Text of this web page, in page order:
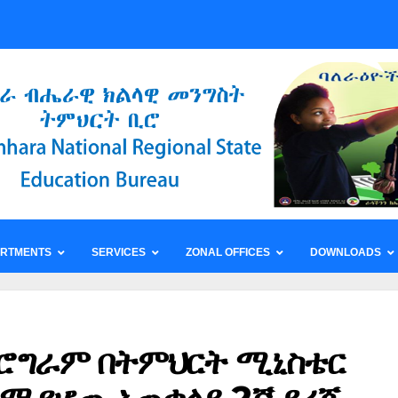
SERVICES ZONAL OFFICES DOWNLOADS
በትምህርት ሚኒስቴር